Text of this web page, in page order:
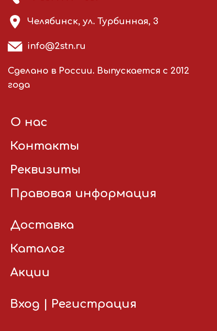
Челябинск, ул. Турбинная, 3
info@2stn.ru
Сделано в России. Выпускается с 2012
года
О нас
Контакты
Реквизиты
Правовая информация
Доставка
Каталог
Акции
Вход Регистрация